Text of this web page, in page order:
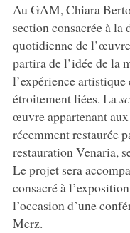
Au GAM, Chiara
section consacrée à
quotidienne de
partira de l’idée de la
l’expérience
étroitement liées. La
œuvre appartenant
récemment restaurée
restauration Venaria,
Le projet sera
consacré à
l’occasion d’une
Merz.